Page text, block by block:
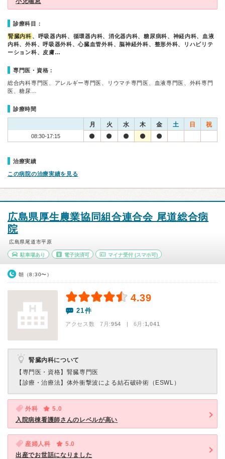
診療科目：
腎臓内科 、呼吸器内科、循環器内科、消化器内科、糖尿病科、神経内科、血液
内科、外科、呼吸器外科、心臓血管外科、脳神経外科、整形外科、リハビリテ
ーション科、皮膚…
専門医・資格：
総合内科専門医、アレルギー専門医、リウマチ専門医、血液専門医、外科専門
医、糖尿…
診療時間
月 火 水 木 金 土 日 祝
08:30-17:15
治療実績
この病院の治療実績を見る
広島県厚生農業協同組合連合会 尾道総合病
院
広島県尾道市平原
駐車場あり 電子決済可 マイナ受付 (スマホ可)
朝（8:30〜）
4.39
21件
アクセス数 7月:954 | 6月:1,041
腎臓内科について
【専門医・資格】 腎臓専門医
【診療・治療法】 体外衝撃波による結石破砕術（ESWL）
外科
5.0
入院病棟看護師さんのレベルが高い
産婦人科
5.0
出産でお世話になりました